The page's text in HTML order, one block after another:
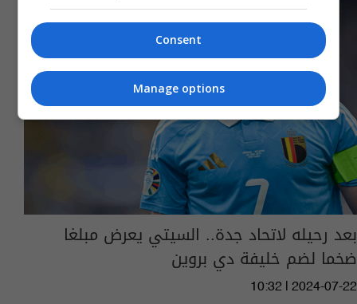
بعد رحيله لاتحاد جدة.. السيتي يعرض مبلغا
ضخما لضم خليفة دي بروين
10:32 | 2024-07-22
Consent
Manage options